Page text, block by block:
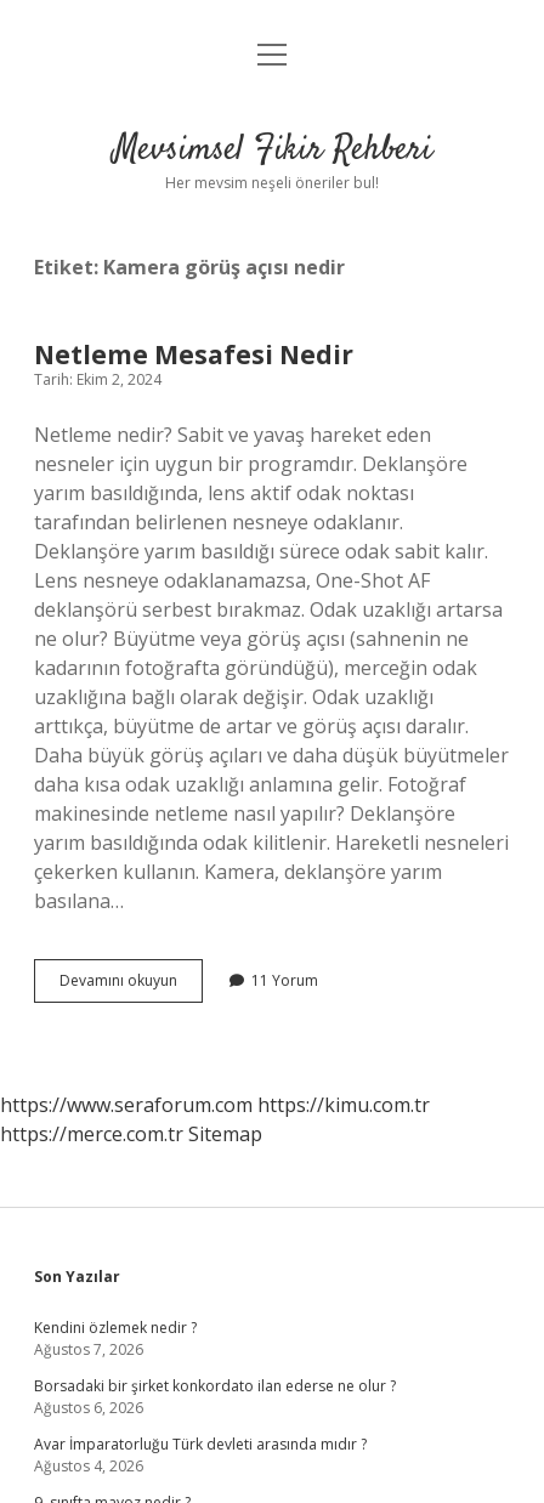
Anasayfa
Yasal Uyarı
menüyü
Mevsimsel Fikir Rehberi
Her mevsim neşeli öneriler bul!
Etiket: Kamera görüş açısı nedir
Netleme Mesafesi Nedir
Tarih: Ekim 2, 2024
Netleme nedir? Sabit ve yavaş hareket eden
nesneler için uygun bir programdır. Deklanşöre
yarım basıldığında, lens aktif odak noktası
tarafından belirlenen nesneye odaklanır.
Deklanşöre yarım basıldığı sürece odak sabit kalır.
Lens nesneye odaklanamazsa, One-Shot AF
deklanşörü serbest bırakmaz. Odak uzaklığı artarsa
ne olur? Büyütme veya görüş açısı (sahnenin ne
kadarının fotoğrafta göründüğü), merceğin odak
uzaklığına bağlı olarak değişir. Odak uzaklığı
arttıkça, büyütme de artar ve görüş açısı daralır.
Daha büyük görüş açıları ve daha düşük büyütmeler
daha kısa odak uzaklığı anlamına gelir. Fotoğraf
makinesinde netleme nasıl yapılır? Deklanşöre
yarım basıldığında odak kilitlenir. Hareketli nesneleri
çekerken kullanın. Kamera, deklanşöre yarım
basılana…
Devamını okuyun Netleme
Mesafesi
11 Yorum
https://www.seraforum.com https://kimu.com.tr
https://merce.com.trSitemap
Sidebar
Son Yazılar
Kendini özlemek nedir ?
Ağustos 7, 2026
Borsadaki bir şirket konkordato ilan ederse ne olur ?
Ağustos 6, 2026
Avar İmparatorluğu Türk devleti arasında mıdır ?
Ağustos 4, 2026